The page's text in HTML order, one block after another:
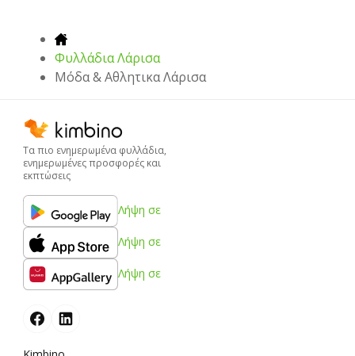
Φυλλάδια Λάρισα
Μόδα & Aθλητικα Λάρισα
Τα πιο ενημερωμένα φυλλάδια,
ενημερωμένες προσφορές και
εκπτώσεις
Λήψη σε
Λήψη σε
Λήψη σε